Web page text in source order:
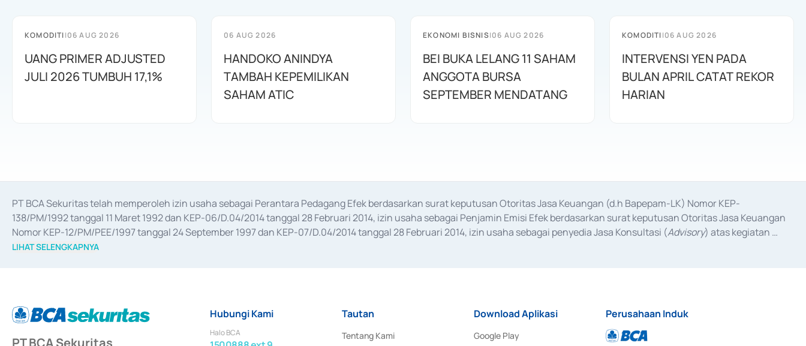
KOMODITI|06 AUG 2026
UANG PRIMER ADJUSTED
JULI 2026 TUMBUH 17,1%
06 AUG 2026
HANDOKO ANINDYA
TAMBAH KEPEMILIKAN
SAHAM ATIC
EKONOMI BISNIS|06 AUG 2026
BEI BUKA LELANG 11 SAHAM
ANGGOTA BURSA
SEPTEMBER MENDATANG
KOMODITI|06 AUG 2026
INTERVENSI YEN PADA
BULAN APRIL CATAT REKOR
HARIAN
PT BCA Sekuritas telah memperoleh izin usaha sebagai Perantara Pedagang Efek berdasarkan surat keputusan Otoritas Jasa Keuangan (d.h Bapepam-LK) Nomor KEP-
138/PM/1992 tanggal 11 Maret 1992 dan KEP-06/D.04/2014 tanggal 28 Februari 2014, izin usaha sebagai Penjamin Emisi Efek berdasarkan surat keputusan Otoritas Jasa Keuangan
Nomor KEP-12/PM/PEE/1997 tanggal 24 September 1997 dan KEP-07/D.04/2014 tanggal 28 Februari 2014, izin usaha sebagai penyedia Jasa Konsultasi (Advisory) atas kegiatan
merger, akuisisi, divestasi, dan
LIHAT SELENGKAPNYA
PT BCA Sekuritas
Hubungi Kami
Halo BCA
Tautan
Tentang Kami
Download Aplikasi
Google Play
Perusahaan Induk